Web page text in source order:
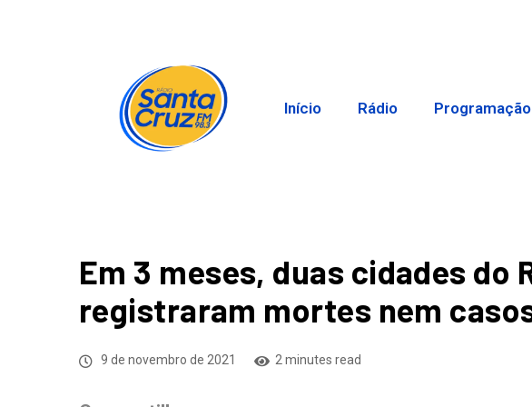
Início Rádio Programação
Em 3 meses, duas cidades do
registraram mortes nem
9 de novembro de 2021 2 minutes read